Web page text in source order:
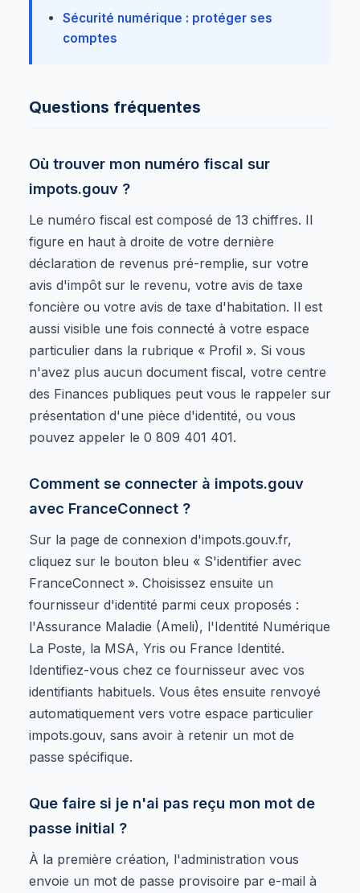
Sécurité numérique : protéger ses
comptes
Questions fréquentes
Où trouver mon numéro fiscal sur
impots.gouv ?
Le numéro fiscal est composé de 13 chiffres. Il
figure en haut à droite de votre dernière
déclaration de revenus pré-remplie, sur votre
avis d'impôt sur le revenu, votre avis de taxe
foncière ou votre avis de taxe d'habitation. Il est
aussi visible une fois connecté à votre espace
particulier dans la rubrique « Profil ». Si vous
n'avez plus aucun document fiscal, votre centre
des Finances publiques peut vous le rappeler sur
présentation d'une pièce d'identité, ou vous
pouvez appeler le 0 809 401 401.
Comment se connecter à impots.gouv
avec FranceConnect ?
Sur la page de connexion d'impots.gouv.fr,
cliquez sur le bouton bleu « S'identifier avec
FranceConnect ». Choisissez ensuite un
fournisseur d'identité parmi ceux proposés :
l'Assurance Maladie (Ameli), l'Identité Numérique
La Poste, la MSA, Yris ou France Identité.
Identifiez-vous chez ce fournisseur avec vos
identifiants habituels. Vous êtes ensuite renvoyé
automatiquement vers votre espace particulier
impots.gouv, sans avoir à retenir un mot de
passe spécifique.
Que faire si je n'ai pas reçu mon mot de
passe initial ?
À la première création, l'administration vous
envoie un mot de passe provisoire par e-mail à